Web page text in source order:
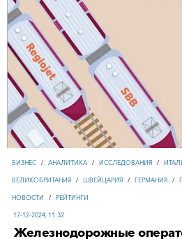
БИЗНЕС / АНАЛИТИКА / ИССЛЕДОВАНИЯ /
ВЕЛИКОБРИТАНИЯ / ШВЕЙЦАРИЯ / ГЕРМАНИЯ /
НОВОСТИ / РЕЙТИНГИ
17-12-2024, 11:32
Железнодорожные